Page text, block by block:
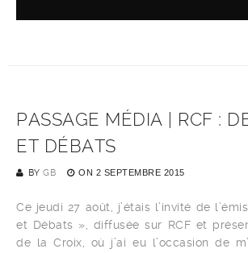
PASSAGE MÉDIA | RCF :
ET DÉBATS
BY GB ON 2 SEPTEMBRE 2015
Ce jeudi 27 août, j’étais l’invité de
et Débats », diffusée sur RCF et
de la Croix, où j’ai eu l’occasion de